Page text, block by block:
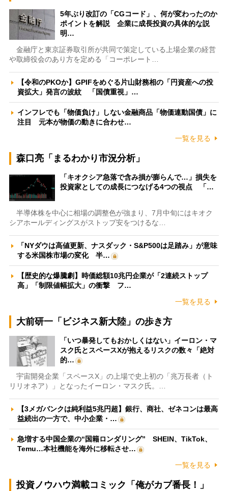
5年ぶり改訂の「CGコード」、何が変わったのか
ポイントを解説 企業に成長投資の具体的な説
明…
金融庁と東京証券取引所が共同で策定している上場企業の経営
や取締役会のあり方を定める「コーポレート…
【令和のPKOか】GPIFをめぐる片山財務相の「円資産への投
資拡大」発言の波紋 「国債重視」…
インフレでも「物価負け」しない金融商品「物価連動国債」に
注目 元本が物価の動きに合わせ…
一覧を見る
森口亮「まるわかり市況分析」
「キオクシア急落で含み損が膨らんで…」損失を
投資家としての成長につなげる4つの視点 「…
半導体株を中心に相場の調整色が強まり、7月中旬にはキオク
シアホールディングスがストップ安をつけるな…
「NYダウは高値更新、ナスダック・S&P500は足踏み」が意味
する米国株市場の変化 半…
【歴史的な爆騰劇】時価総額10兆円企業が「2連続ストップ
高」「制限値幅拡大」の衝撃 フ…
一覧を見る
大前研一「ビジネス新大陸」の歩き方
「いつ暴発してもおかしくはない」イーロン・マ
スク氏とスペースXが抱えるリスクの数々「絶対
的…
宇宙開発企業「スペースX」の上場で史上初の「兆万長者（ト
リリオネア）」となったイーロン・マスク氏。…
【3メガバンクは純利益5兆円超】銀行、商社、ゼネコンは最高
益続出の一方で、中小企業・…
急増する中国企業の“国籍ロンダリング” SHEIN、TikTok、
Temu…本社機能を海外に移転させ…
一覧を見る
投資ノウハウ満載コミック「俺がカブ番長！」